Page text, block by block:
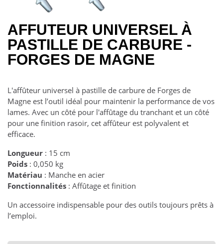
AFFUTEUR UNIVERSEL À
PASTILLE DE CARBURE -
FORGES DE MAGNE
L'affûteur universel à pastille de carbure de Forges de
Magne est l’outil idéal pour maintenir la performance de vos
lames. Avec un côté pour l'affûtage du tranchant et un côté
pour une finition rasoir, cet affûteur est polyvalent et
efficace.
Longueur : 15 cm
Poids : 0,050 kg
Matériau : Manche en acier
Fonctionnalités : Affûtage et finition
Un accessoire indispensable pour des outils toujours prêts à
l’emploi.